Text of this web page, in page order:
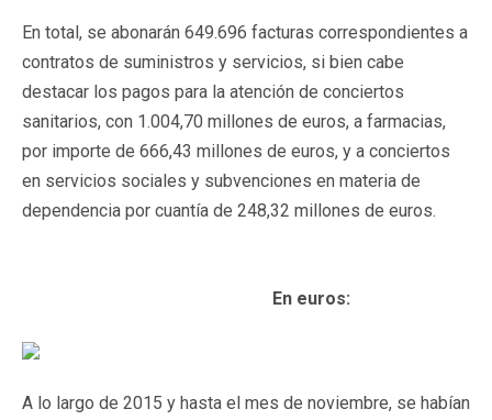
En total, se abonarán 649.696 facturas correspondientes a
contratos de suministros y servicios, si bien cabe
destacar los pagos para la atención de conciertos
sanitarios, con 1.004,70 millones de euros, a farmacias,
por importe de 666,43 millones de euros, y a conciertos
en servicios sociales y subvenciones en materia de
dependencia por cuantía de 248,32 millones de euros.
En euros:​
​A lo largo de 2015 y hasta el mes de noviembre, se habían